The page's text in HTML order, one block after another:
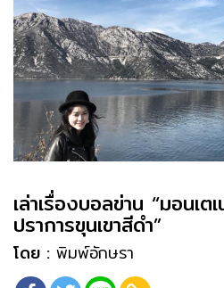
เล่าเรื่องบอลข่าน “มอนเต
ปราการขุนเขาสีดำ”
โดย : พิมพ์อักษรา